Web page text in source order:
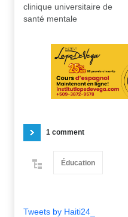
clinique universitaire de
santé mentale
1 comment
Éducation
Tweets by Haiti24_